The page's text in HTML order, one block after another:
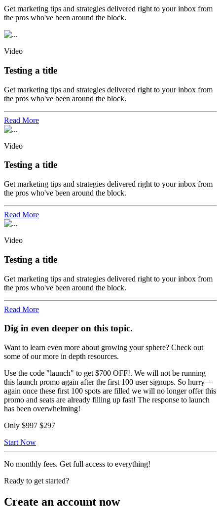
Get marketing tips and strategies delivered right to your inbox from
the pros who've been around the block.
Video
Testing a title
Get marketing tips and strategies delivered right to your inbox from
the pros who've been around the block.
Read More
Video
Testing a title
Get marketing tips and strategies delivered right to your inbox from
the pros who've been around the block.
Read More
Video
Testing a title
Get marketing tips and strategies delivered right to your inbox from
the pros who've been around the block.
Read More
Dig in even deeper on this topic.
Want to learn even more about growing your sphere? Check out
some of our more in depth resources.
Use the code "launch" to get $700 OFF!. We will not be running
this launch promo again after the first 100 user signups. So hurry—
again once these first 100 spots are filled we will no longer offer this
promo and seats are already filling up fast! The response to launch
has been overwhelming!
Only $997 $297
Start Now
No monthly fees. Get full access to everything!
Ready to get started?
Create an account now